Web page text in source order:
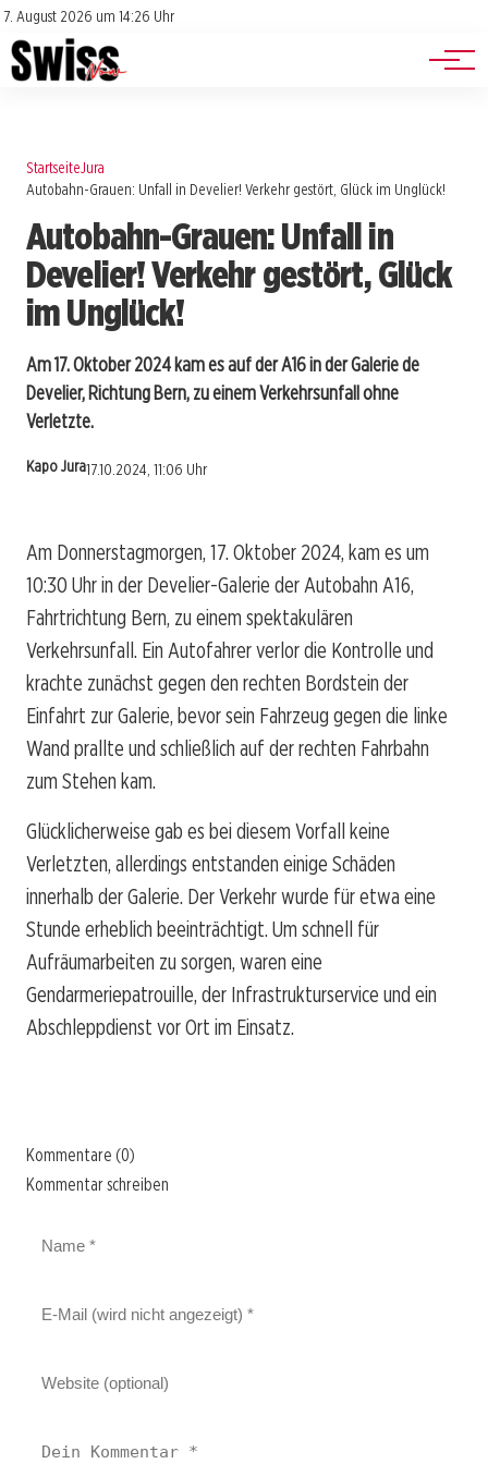
7. August 2026 um 14:26 Uhr
Impressum
Datenschutz
Jobs
Events
StartseiteJura
Autobahn-Grauen: Unfall in Develier! Verkehr gestört, Glück im Unglück!
Autobahn-Grauen: Unfall in
Develier! Verkehr gestört, Glück
im Unglück!
Am 17. Oktober 2024 kam es auf der A16 in der Galerie de
Develier, Richtung Bern, zu einem Verkehrsunfall ohne
Verletzte.
Kapo Jura17.10.2024, 11:06 Uhr
Am Donnerstagmorgen, 17. Oktober 2024, kam es um
10:30 Uhr in der Develier-Galerie der Autobahn A16,
Fahrtrichtung Bern, zu einem spektakulären
Verkehrsunfall. Ein Autofahrer verlor die Kontrolle und
krachte zunächst gegen den rechten Bordstein der
Einfahrt zur Galerie, bevor sein Fahrzeug gegen die linke
Wand prallte und schließlich auf der rechten Fahrbahn
zum Stehen kam.
Glücklicherweise gab es bei diesem Vorfall keine
Verletzten, allerdings entstanden einige Schäden
innerhalb der Galerie. Der Verkehr wurde für etwa eine
Stunde erheblich beeinträchtigt. Um schnell für
Aufräumarbeiten zu sorgen, waren eine
Gendarmeriepatrouille, der Infrastrukturservice und ein
Abschleppdienst vor Ort im Einsatz.
Kommentare (0)
Kommentar schreiben